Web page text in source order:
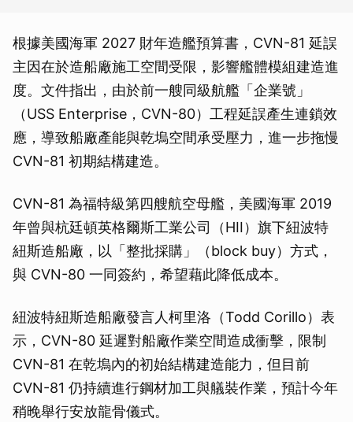
根據美國海軍 2027 財年造艦預算書，CVN-81 延誤
主因在於造船廠施工空間受限，影響艦體模組建造進
度。文件指出，由於前一艘同級航艦「企業號」
（USS Enterprise，CVN-80）工程延誤產生連鎖效
應，導致船廠產能與乾塢空間承受壓力，進一步拖慢
CVN-81 初期結構建造。
CVN-81 為福特級第四艘航空母艦，美國海軍 2019
年曾與杭廷頓英格爾斯工業公司（HII）旗下紐波特
紐斯造船廠，以「整批採購」（block buy）方式，
與 CVN-80 一同簽約，希望藉此降低成本。
紐波特紐斯造船廠發言人柯里洛（Todd Corillo）表
示，CVN-80 延遲對船廠作業空間造成衝擊，限制
CVN-81 在乾塢內的初始結構建造能力，但目前
CVN-81 仍持續進行鋼材加工與艤裝作業，預計今年
稍晚舉行安放龍骨儀式。